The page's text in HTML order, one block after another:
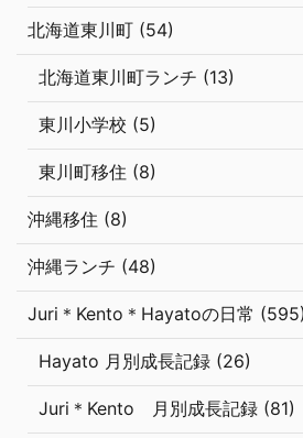
北海道東川町 (54)
北海道東川町ランチ (13)
東川小学校 (5)
東川町移住 (8)
沖縄移住 (8)
沖縄ランチ (48)
Juri＊Kento＊Hayatoの日常 (595)
Hayato 月別成長記録 (26)
Juri＊Kento 月別成長記録 (81)